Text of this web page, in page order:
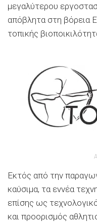
μεγαλύτερου
απόβλητα στη βόρεια
τοπικής
Εκτός από την
καύσιμα, τα εννέα
επίσης ως
και προορισμός